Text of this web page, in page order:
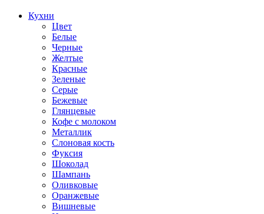
Кухни
Цвет
Белые
Черные
Желтые
Красные
Зеленые
Серые
Бежевые
Глянцевые
Кофе с молоком
Металлик
Слоновая кость
Фуксия
Шоколад
Шампань
Оливковые
Оранжевые
Вишневые